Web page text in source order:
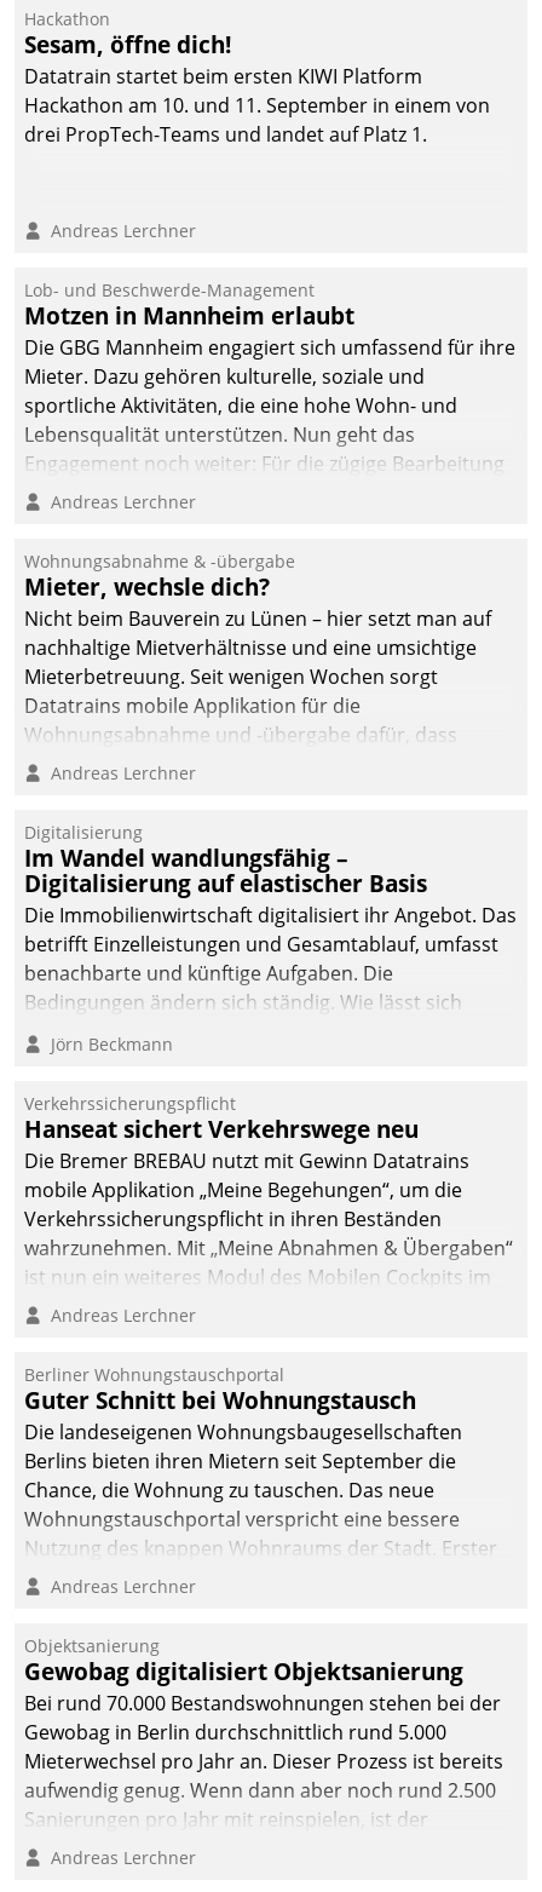
Ressort Kapitalanlage für
künftige Aufgaben und
Herausforderungen
gerüstet.
Hackathon
Sesam, öffne dich!
Datatrain startet beim ersten KIWI Platform
Hackathon am 10. und 11. September in einem von
drei PropTech-Teams und landet auf Platz 1.
Andreas Lerchner
Lob- und Beschwerde-Management
Motzen in Mannheim erlaubt
Die GBG Mannheim engagiert sich umfassend für ihre
Mieter. Dazu gehören kulturelle, soziale und
sportliche Aktivitäten, die eine hohe Wohn- und
Lebensqualität unterstützen. Nun geht das
Engagement noch weiter: Für die zügige Bearbeitung
von Beschwerden – oder Lob – richtet das
und Beschwerde-Management einen eigenen Kanal
ein.
Andreas Lerchner
Wohnungsabnahme & -übergabe
Mieter, wechsle dich?
Nicht beim Bauverein zu Lünen – hier setzt man auf
nachhaltige Mietverhältnisse und eine umsichtige
Mieterbetreuung. Seit wenigen Wochen sorgt
Datatrains mobile Applikation für die
Wohnungsabnahme und -übergabe dafür, dass
Mieter wohlgeordnet kommen und, so es sein muss,
Andreas Lerchner
Digitalisierung
Im Wandel wandlungsfähig –
Digitalisierung auf elastischer Basis
Die Immobilienwirtschaft digitalisiert ihr Angebot. Das
betrifft Einzelleistungen und Gesamtablauf, umfasst
benachbarte und künftige Aufgaben. Die
Bedingungen ändern sich ständig. Wie lässt sich
technisch die Kontrolle wahren und zugleich Freiraum
fürs Wachsen öffnen?
Jörn Beckmann
Verkehrssicherungspflicht
Hanseat sichert Verkehrswege neu
Die Bremer BREBAU nutzt mit Gewinn Datatrains
mobile Applikation „Meine Begehungen“, um die
Verkehrssicherungspflicht in ihren Beständen
wahrzunehmen. Mit „Meine Abnahmen & Übergaben“
ist nun ein weiteres Modul des Mobilen Cockpits im
Einsatz.
Andreas Lerchner
Berliner Wohnungstauschportal
Guter Schnitt bei Wohnungstausch
Die landeseigenen Wohnungsbaugesellschaften
Berlins bieten ihren Mietern seit September die
Chance, die Wohnung zu tauschen. Das neue
Wohnungstauschportal verspricht eine bessere
Nutzung des knappen Wohnraums der Stadt. Erster
Anwendungsfall für Datatrains Lösung API-Hub mit
Unternehmen.
Andreas Lerchner
Objektsanierung
Gewobag digitalisiert Objektsanierung
Bei rund 70.000 Bestandswohnungen stehen bei der
Gewobag in Berlin durchschnittlich rund 5.000
Mieterwechsel pro Jahr an. Dieser Prozess ist bereits
aufwendig genug. Wenn dann aber noch rund 2.500
Sanierungen pro Jahr mit reinspielen, ist der
Betreuungs- und Organisationsaufwand immens. Im
Andreas Lerchner